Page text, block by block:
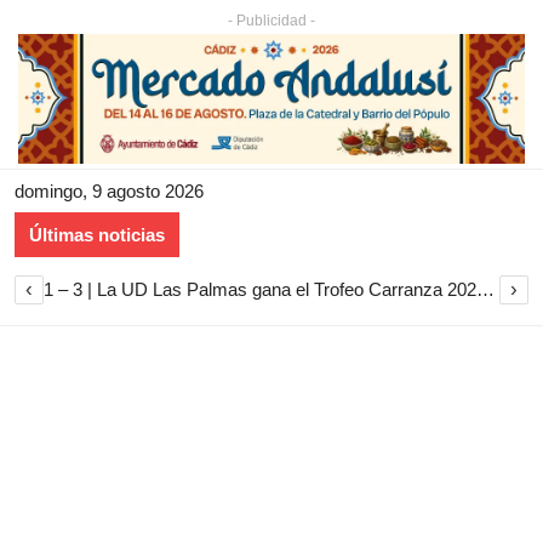
- Publicidad -
domingo, 9 agosto 2026
Últimas noticias
‹ 1 – 3 | La UD Las Palmas gana el Trofeo Carranza 2026 tras imponerse al Cádiz CF ›